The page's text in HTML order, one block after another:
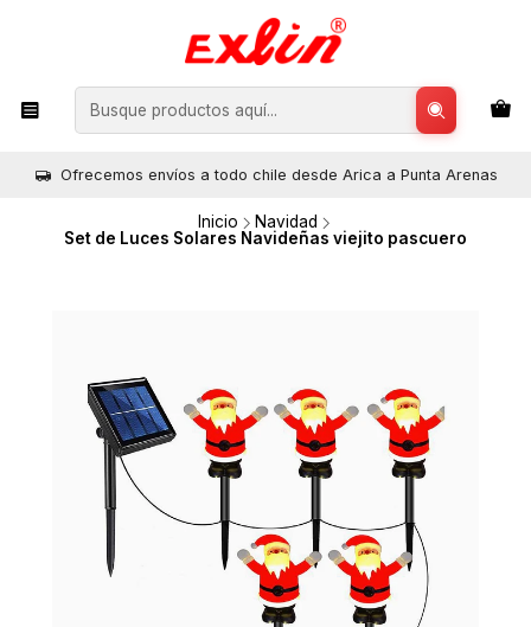
Ofrecemos envíos a todo chile desde Arica a Punta Arenas
Inicio
Navidad
Set de Luces Solares Navideñas viejito pascuero